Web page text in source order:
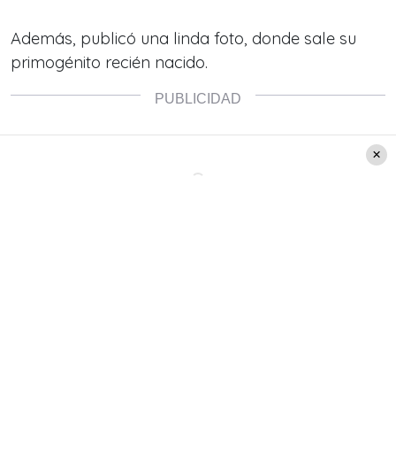
Además, publicó una linda foto, donde sale su
primogénito recién nacido.